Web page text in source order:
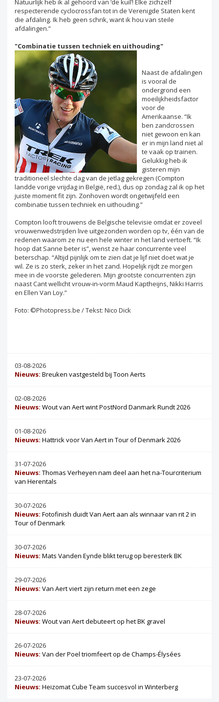
Natuurlijk heb ik al gehoord van ‘de kuil’! Elke zichzelf
respecterende cyclocrossfan tot in de Verenigde Staten kent
die afdaling. Ik heb geen schrik, want ik hou van steile
afdalingen.”
"Combinatie tussen techniek en uithouding"
Naast de afdalingen
is vooral de
ondergrond een
moeilijkheidsfactor
voor de
Amerikaanse. “Ik
ben zandcrossen
niet gewoon en kan
er in mijn land niet al
te vaak op trainen.
Gelukkig heb ik
gisteren mijn
traditioneel slechte dag van de jetlag gekregen (Compton
landde vorige vrijdag in België, red.), dus op zondag zal ik op het
juiste moment fit zijn. Zonhoven wordt ongetwijfeld een
combinatie tussen techniek en uithouding.”
Compton looft trouwens de Belgische televisie omdat er zoveel
vrouwenwedstrijden live uitgezonden worden op tv, één van de
redenen waarom ze nu een hele winter in het land vertoeft. “Ik
hoop dat Sanne beter is”, wenst ze haar concurrente veel
beterschap. “Altijd pijnlijk om te zien dat je lijf niet doet wat je
wil. Ze is zo sterk, zeker in het zand. Hopelijk rijdt ze morgen
mee in de voorste gelederen. Mijn grootste concurrenten zijn
naast Cant wellicht vrouw-in-vorm Maud Kaptheijns, Nikki Harris
en Ellen Van Loy.”
Foto: ©Photopress.be / Tekst: Nico Dick
03-08-2026
Nieuws: Breuken vastgesteld bij Toon Aerts
02-08-2026
Nieuws: Wout van Aert wint PostNord Danmark Rundt 2026
01-08-2026
Nieuws: Hattrick voor Van Aert in Tour of Denmark 2026
31-07-2026
Nieuws: Thomas Verheyen nam deel aan het na-Tourcriterium
van Herentals
30-07-2026
Nieuws: Fotofinish duidt Van Aert aan als winnaar van rit 2 in
Tour of Denmark
30-07-2026
Nieuws: Mats Vanden Eynde blikt terug op beresterk BK
29-07-2026
Nieuws: Van Aert viert zijn return met een zege
28-07-2026
Nieuws: Wout van Aert debuteert op het BK gravel
26-07-2026
Nieuws: Van der Poel triomfeert op de Champs-Élysées
23-07-2026
Nieuws: Heizomat Cube Team succesvol in Winterberg